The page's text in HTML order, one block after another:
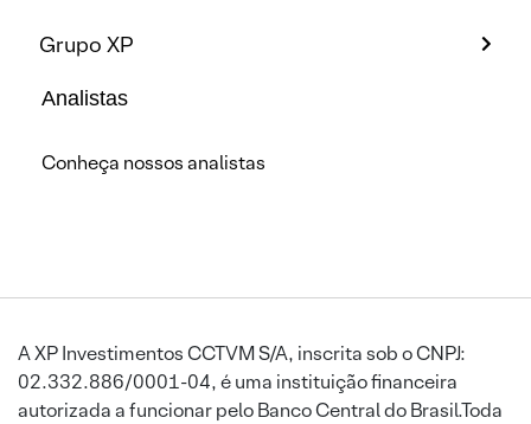
Grupo XP
Analistas
Conheça nossos analistas
A XP Investimentos CCTVM S/A, inscrita sob o CNPJ:
02.332.886/0001-04, é uma instituição financeira
autorizada a funcionar pelo Banco Central do Brasil.Toda